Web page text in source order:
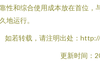
性和综合使用成本放在首位，
地运行。
如若转载，请注明出处：
更新时间：